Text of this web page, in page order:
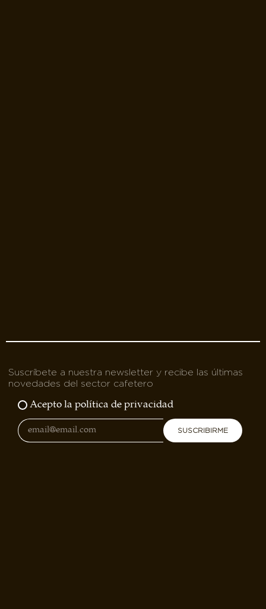
Suscríbete a nuestra newsletter y recibe las últimas
novedades del sector cafetero
Acepto la política de privacidad
SUSCRIBIRME